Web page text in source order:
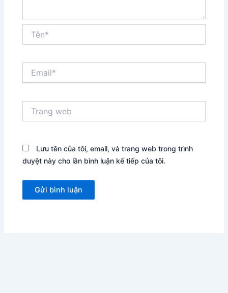
web
Lưu tên của tôi, email, và trang web trong trình
duyệt này cho lần bình luận kế tiếp của tôi.